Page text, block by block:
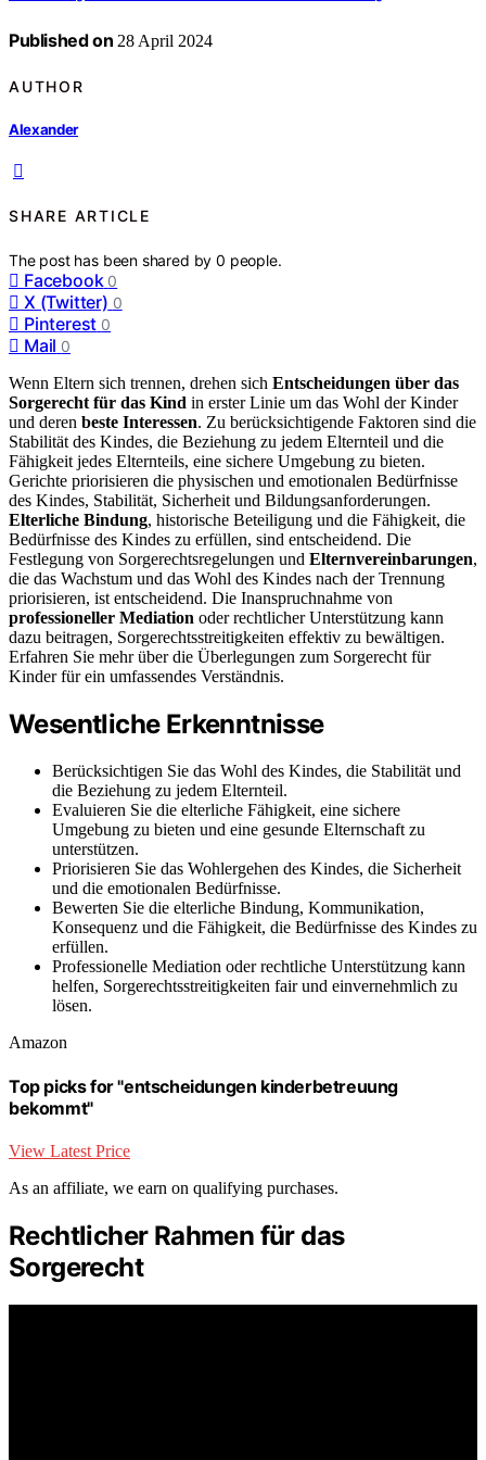
Published on 28 April 2024
AUTHOR
Alexander
SHARE ARTICLE
The post has been shared by0 people.
Facebook 0
X (Twitter) 0
Pinterest 0
Mail 0
Wenn Eltern sich trennen, drehen sich Entscheidungen über das
Sorgerecht für das Kind in erster Linie um das Wohl der Kinder
und deren beste Interessen. Zu berücksichtigende Faktoren sind die
Stabilität des Kindes, die Beziehung zu jedem Elternteil und die
Fähigkeit jedes Elternteils, eine sichere Umgebung zu bieten.
Gerichte priorisieren die physischen und emotionalen Bedürfnisse
des Kindes, Stabilität, Sicherheit und Bildungsanforderungen.
Elterliche Bindung, historische Beteiligung und die Fähigkeit, die
Bedürfnisse des Kindes zu erfüllen, sind entscheidend. Die
Festlegung von Sorgerechtsregelungen und Elternvereinbarungen,
die das Wachstum und das Wohl des Kindes nach der Trennung
priorisieren, ist entscheidend. Die Inanspruchnahme von
professioneller Mediation oder rechtlicher Unterstützung kann
dazu beitragen, Sorgerechtsstreitigkeiten effektiv zu bewältigen.
Erfahren Sie mehr über die Überlegungen zum Sorgerecht für
Kinder für ein umfassendes Verständnis.
Wesentliche Erkenntnisse
Berücksichtigen Sie das Wohl des Kindes, die Stabilität und
die Beziehung zu jedem Elternteil.
Evaluieren Sie die elterliche Fähigkeit, eine sichere
Umgebung zu bieten und eine gesunde Elternschaft zu
unterstützen.
Priorisieren Sie das Wohlergehen des Kindes, die Sicherheit
und die emotionalen Bedürfnisse.
Bewerten Sie die elterliche Bindung, Kommunikation,
Konsequenz und die Fähigkeit, die Bedürfnisse des Kindes zu
erfüllen.
Professionelle Mediation oder rechtliche Unterstützung kann
helfen, Sorgerechtsstreitigkeiten fair und einvernehmlich zu
lösen.
Amazon
Top picks for "entscheidungen kinderbetreuung
bekommt"
View Latest Price
As an affiliate, we earn on qualifying purchases.
Rechtlicher Rahmen für das
Sorgerecht